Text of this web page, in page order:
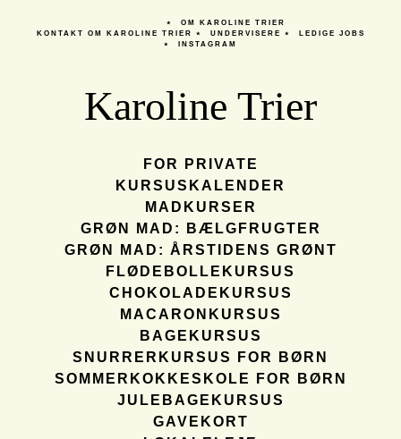
KONTAKT
OM KAROLINE TRIER
OM KAROLINE TRIER
UNDERVISERE
LEDIGE JOBS
INSTAGRAM
Karoline Trier
FOR PRIVATE
KURSUSKALENDER
MADKURSER
GRØN MAD: BÆLGFRUGTER
GRØN MAD: ÅRSTIDENS GRØNT
FLØDEBOLLEKURSUS
CHOKOLADEKURSUS
MACARONKURSUS
BAGEKURSUS
SNURRERKURSUS FOR BØRN
SOMMERKOKKESKOLE FOR BØRN
JULEBAGEKURSUS
GAVEKORT